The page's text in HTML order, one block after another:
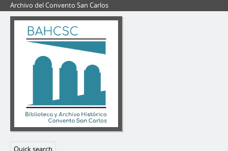
Archivo del Convento San Carlos
Quick search